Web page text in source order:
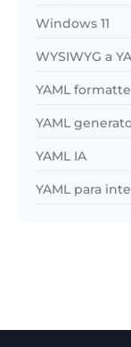
Windows 11
WYSIWYG a
YAML
YAML
YAML IA
YAML para